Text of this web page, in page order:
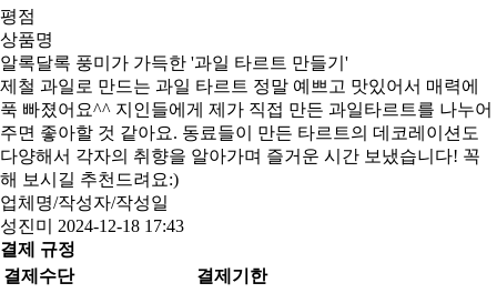
평점
상품명
알록달록 풍미가 가득한 '과일 타르트 만들기'
제철 과일로 만드는 과일 타르트 정말 예쁘고 맛있어서 매력에
푹 빠졌어요^^ 지인들에게 제가 직접 만든 과일타르트를 나누어
주면 좋아할 것 같아요. 동료들이 만든 타르트의 데코레이션도
다양해서 각자의 취향을 알아가며 즐거운 시간 보냈습니다! 꼭
해 보시길 추천드려요:)
업체명/작성자/작성일
성진미 2024-12-18 17:43
결제 규정
결제수단
결제기한